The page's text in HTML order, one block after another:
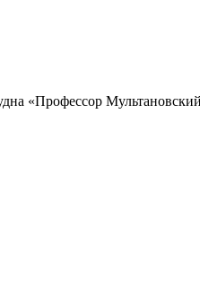
«Профессор